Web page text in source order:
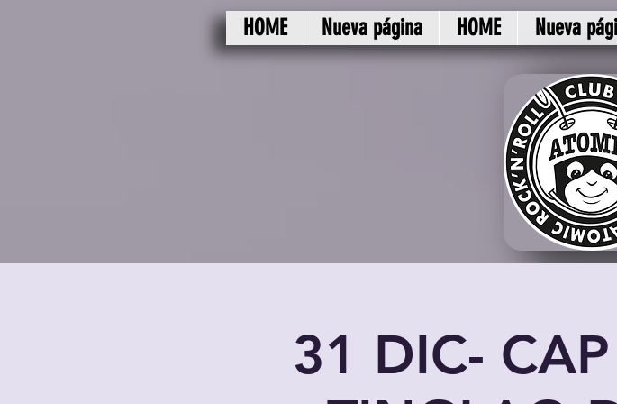
HOME Nueva página HOME Nueva
31 DIC-